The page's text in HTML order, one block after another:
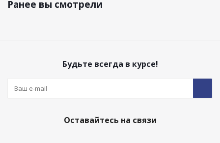
Ранее вы смотрели
Будьте всегда в курсе!
Оставайтесь на связи